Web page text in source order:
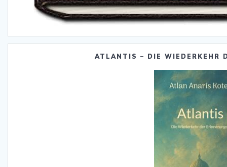
ATLANTIS – DIE WIEDERKEHR